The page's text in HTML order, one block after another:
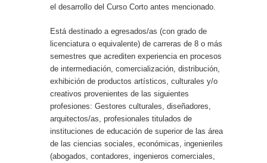
el desarrollo del Curso Corto antes mencionado.
Está destinado a egresados/as (con grado de
licenciatura o equivalente) de carreras de 8 o más
semestres que acrediten experiencia en procesos
de intermediación, comercialización, distribución,
exhibición de productos artísticos, culturales y/o
creativos provenientes de las siguientes
profesiones: Gestores culturales, diseñadores,
arquitectos/as, profesionales titulados de
instituciones de educación de superior de las área
de las ciencias sociales, económicas, ingenieriles
(abogados, contadores, ingenieros comerciales,